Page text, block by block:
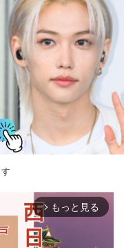
arrow_forward_ios もっと見る